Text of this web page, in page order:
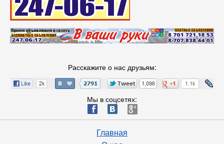
Расскажите о нас друзьям:
Мы в соцсетях:
ä æ è
Главная